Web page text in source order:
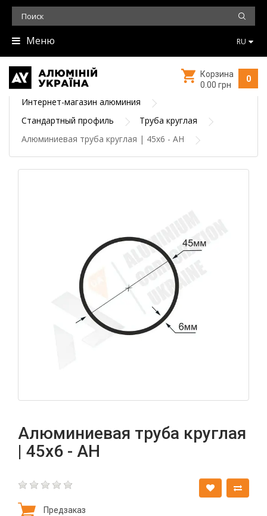
Меню RU
0
Корзина
0.00 грн
Интернет-магазин алюминия
Стандартный профиль
Труба круглая
Алюминиевая труба круглая | 45х6 - АН
Алюминиевая труба круглая
| 45х6 - АН
Предзаказ